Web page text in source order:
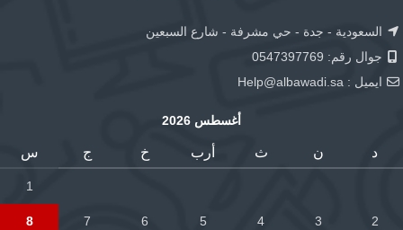
السعودية - جدة - حي مشرفة - شارع السبعين
جوال رقم: 0547397769
ايميل : Help@albawadi.sa
أغسطس 2026
د ن ث أرب خ ج س
1
2
3
4
5
6
7
8